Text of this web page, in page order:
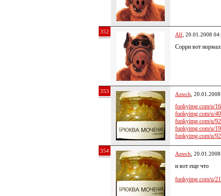
352 Alf , 20.01.2008
Сорри вот
353 Aztech ,
funkyimg.com/u/
funkyimg.com/u/
funkyimg.com/u/
funkyimg.com/u/
funkyimg.com/u/
354 Aztech ,
и вот еще что
funkyimg.com/u/